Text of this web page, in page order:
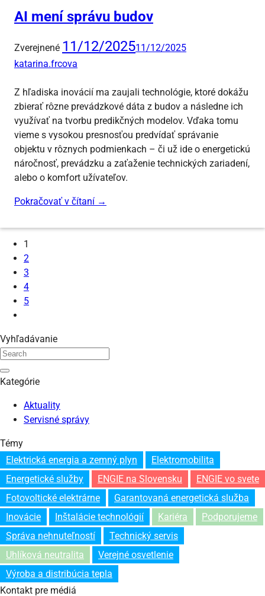
AI mení správu budov
Zverejnené 11/12/202511/12/2025
katarina.frcova
Z hľadiska inovácií ma zaujali technológie, ktoré dokážu
zbierať rôzne prevádzkové dáta z budov a následne ich
využívať na tvorbu predikčných modelov. Vďaka tomu
vieme s vysokou presnosťou predvídať správanie
objektu v rôznych podmienkach – či už ide o energetickú
náročnosť, prevádzku a zaťaženie technických zariadení,
alebo o komfort užívateľov.
Pokračovať v čítaní →
1
2
3
4
5
Vyhľadávanie
Kategórie
Aktuality
Servisné správy
Témy
Elektrická energia a zemný plyn
Elektromobilita
Energetické služby
ENGIE na Slovensku
ENGIE vo svete
Fotovoltické elektrárne
Garantovaná energetická služba
Inovácie
Inštalácie technológií Kariéra
Podporujeme
Správa nehnuteľností
Technický servis
Uhlíková neutralita
Verejné osvetlenie
Výroba a distribúcia tepla
Kontakt pre médiá